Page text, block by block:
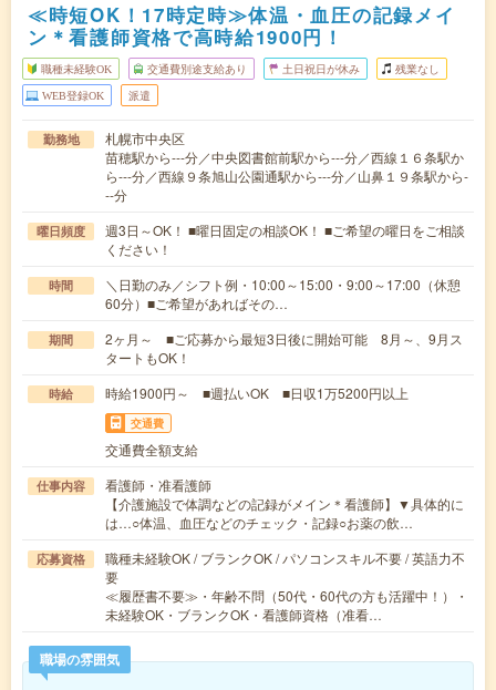
≪時短OK！17時定時≫体温・血圧の記録メイ
ン＊看護師資格で高時給1900円！
職種未経験OK 交通費別途支給あり 土日祝日が休み 残業なし
WEB登録OK 派遣
勤務地
札幌市中央区
苗穂駅から---分／中央図書館前駅から---分／西線１６条駅か
ら---分／西線９条旭山公園通駅から---分／山鼻１９条駅から-
--分
曜日頻度
週3日～OK！ ■曜日固定の相談OK！ ■ご希望の曜日をご相談
ください！
時間
＼日勤のみ／シフト例・10:00～15:00・9:00～17:00（休憩
60分）■ご希望があればその…
期間
2ヶ月～ ■ご応募から最短3日後に開始可能 8月～、9月ス
タートもOK！
時給 時給1900円～ ■週払いOK ■日収1万5200円以上
交通費
交通費全額支給
仕事内容
看護師・准看護師
【介護施設で体調などの記録がメイン＊看護師】▼具体的に
は…○体温、血圧などのチェック・記録○お薬の飲…
応募資格
職種未経験OK / ブランクOK / パソコンスキル不要 / 英語力不
要
≪履歴書不要≫・年齢不問（50代・60代の方も活躍中！）・
未経験OK・ブランクOK・看護師資格（准看…
職場の雰囲気